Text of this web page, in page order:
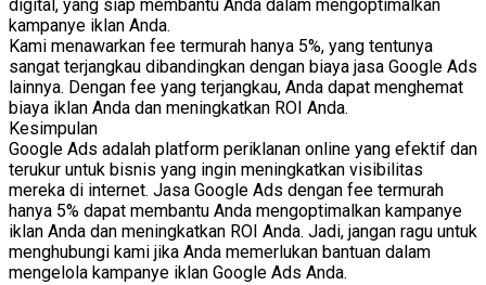
digital, yang siap membantu Anda dalam mengoptimalkan
kampanye iklan Anda.
Kami menawarkan fee termurah hanya 5%, yang tentunya
sangat terjangkau dibandingkan dengan biaya jasa Google Ads
lainnya. Dengan fee yang terjangkau, Anda dapat menghemat
biaya iklan Anda dan meningkatkan ROI Anda.
Kesimpulan
Google Ads adalah platform periklanan online yang efektif dan
terukur untuk bisnis yang ingin meningkatkan visibilitas
mereka di internet. Jasa Google Ads dengan fee termurah
hanya 5% dapat membantu Anda mengoptimalkan kampanye
iklan Anda dan meningkatkan ROI Anda. Jadi, jangan ragu untuk
menghubungi kami jika Anda memerlukan bantuan dalam
mengelola kampanye iklan Google Ads Anda.